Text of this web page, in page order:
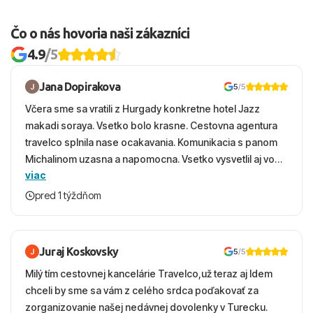
Čo o nás hovoria naši zákazníci
4.9/5
Jana Dopirakova 5/5
Včera sme sa vratili z Hurgady konkretne hotel Jazz
makadi soraya. Vsetko bolo krasne. Cestovna agentura
travelco splnila nase ocakavania. Komunikacia s panom
Michalinom uzasna a napomocna. Vsetko vysvetlil aj vo
vecernych hodinach zaco sa ospravedlnujem. Hotel
krasny, cisty. Sluzby top. Strava, prostredie, more,
viac
pred 1 týždňom
Juraj Koskovsky 5/5
Milý tím cestovnej kancelárie Travelco,už teraz aj Idem
chceli by sme sa vám z celého srdca poďakovať za
zorganizovanie našej nedávnej dovolenky v Turecku.